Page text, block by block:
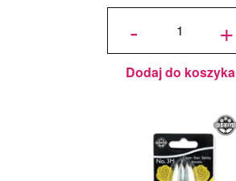
-
ilość
Kwiat
1G -
JEM
PME +
Dodaj do koszyka